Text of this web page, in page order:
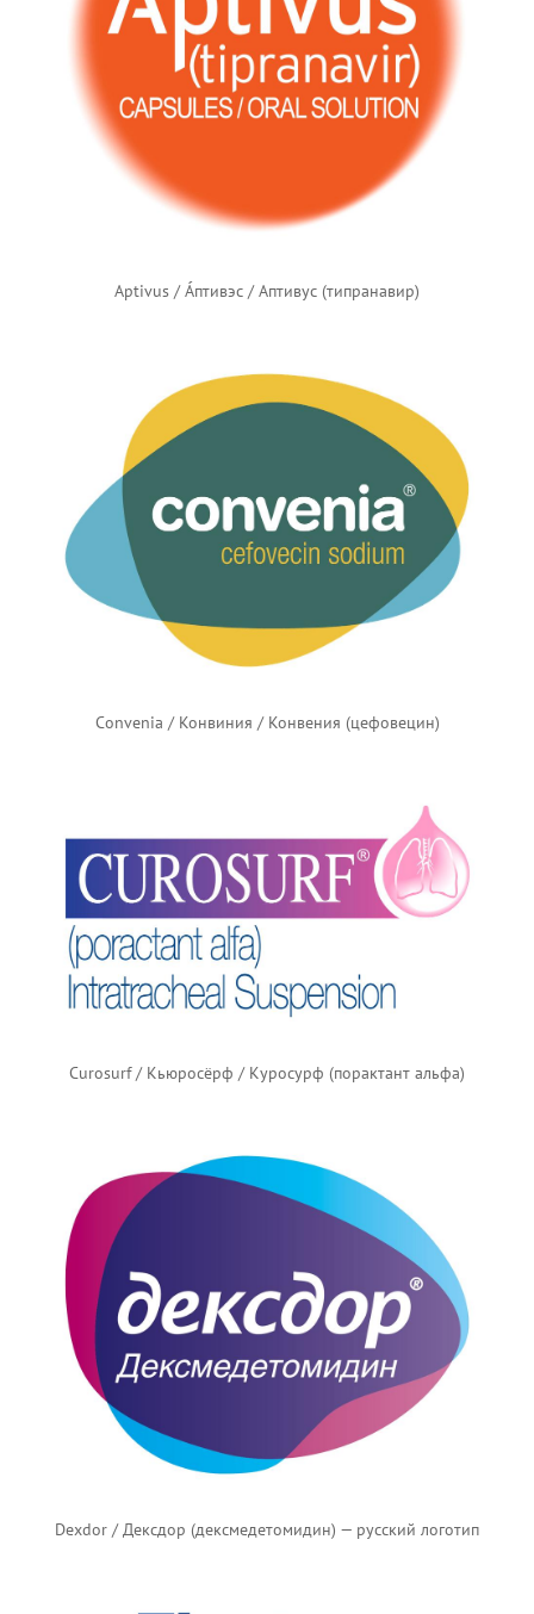
Aptivus / А́птивэс / Аптивус (типранавир)
Convenia / Конвиния / Конвения (цефовецин)
Curosurf / Кьюросёрф / Куросурф (порактант альфа)
Dexdor / Дексдор (дексмедетомидин) — русский логотип